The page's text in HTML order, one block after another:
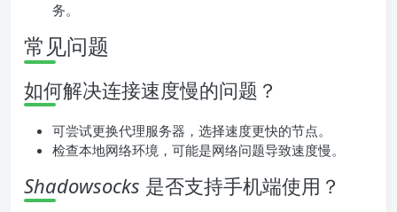
务。
常见问题
如何解决连接速度慢的问题？
可尝试更换代理服务器，选择速度更快的节点。
检查本地网络环境，可能是网络问题导致速度慢。
Shadowsocks 是否支持手机端使用？